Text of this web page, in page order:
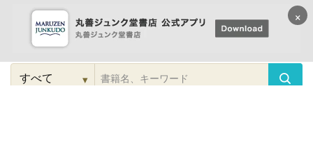
コンテンツに
進む
検
▾
×